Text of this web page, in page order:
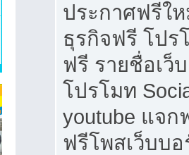
ประกาศฟรีใ
ธุรกิจฟรี โป
ฟรี รายชื่อเว็
โปรโมท
youtube แจก
ฟรีโพสเว็บบอ